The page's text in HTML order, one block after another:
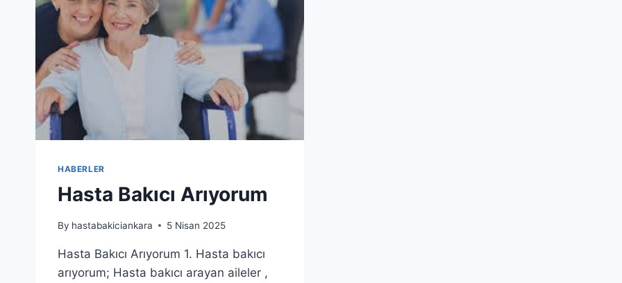
HABERLER
Hasta Bakıcı Arıyorum
By hastabakiciankara 5 Nisan 2025
Hasta Bakıcı Arıyorum 1. Hasta bakıcı
arıyorum; Hasta bakıcı arayan aileler ,